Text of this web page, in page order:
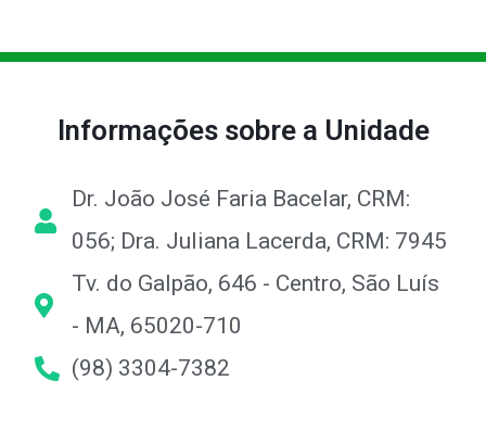
Informações sobre a Unidade
Dr. João José Faria Bacelar, CRM:
056; Dra. Juliana Lacerda, CRM: 7945
Tv. do Galpão, 646 - Centro, São Luís
- MA, 65020-710
(98) 3304-7382